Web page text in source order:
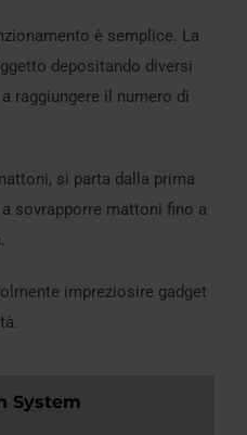
è semplice. La
depositando diversi
raggiungere il numero di
si parta dalla prima
sovrapporre mattoni fino a
impreziosire gadget
System